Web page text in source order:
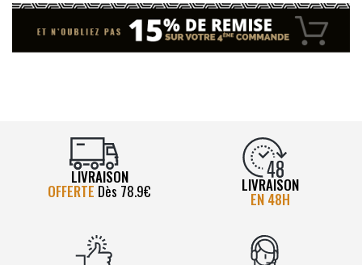
LIVRAISON
OFFERTE Dès 78.9€ LIVRAISON
EN 48H